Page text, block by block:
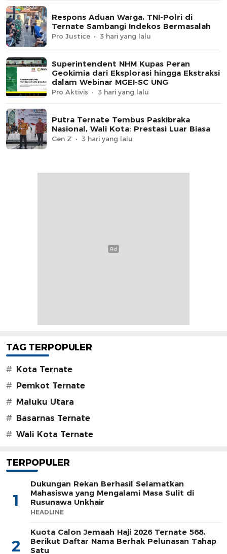
Respons Aduan Warga, TNI-Polri di
Ternate Sambangi Indekos Bermasalah
Pro Justice 3 hari yang lalu
Superintendent NHM Kupas Peran
Geokimia dari Eksplorasi hingga Ekstraksi
dalam Webinar MGEI-SC UNG
Pro Aktivis 3 hari yang lalu
Putra Ternate Tembus Paskibraka
Nasional, Wali Kota: Prestasi Luar Biasa
Gen Z 3 hari yang lalu
TAG TERPOPULER
# Kota Ternate
# Pemkot Ternate
# Maluku Utara
# Basarnas Ternate
# Wali Kota Ternate
TERPOPULER
1
Dukungan Rekan Berhasil Selamatkan
Mahasiswa yang Mengalami Masa Sulit di
Rusunawa Unkhair
HEADLINE
2
Kuota Calon Jemaah Haji 2026 Ternate 568,
Berikut Daftar Nama Berhak Pelunasan Tahap
Satu